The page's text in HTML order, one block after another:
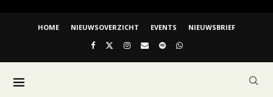
HOME NIEUWSOVERZICHT EVENTS NIEUWSBRIEF